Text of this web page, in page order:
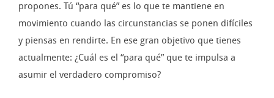
propones. Tú “para qué” es lo que te mantiene en
movimiento cuando las circunstancias se ponen difíciles
y piensas en rendirte. En ese gran objetivo que tienes
actualmente: ¿Cuál es el “para qué” que te impulsa a
asumir el verdadero compromiso?